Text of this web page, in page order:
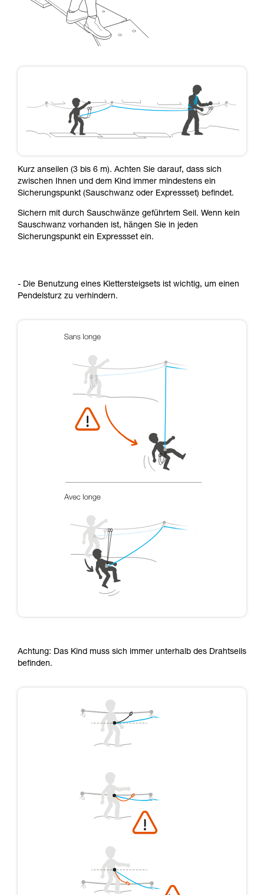
Kurz anseilen (3 bis 6 m). Achten Sie darauf, dass sich
zwischen Ihnen und dem Kind immer mindestens ein
Sicherungspunkt (Sauschwanz oder Expressset) befindet.
Sichern mit durch Sauschwänze geführtem Seil. Wenn kein
Sauschwanz vorhanden ist, hängen Sie in jeden
Sicherungspunkt ein Expressset ein.
- Die Benutzung eines Klettersteigsets ist wichtig, um einen
Pendelsturz zu verhindern.
Achtung: Das Kind muss sich immer unterhalb des Drahtseils
befinden.